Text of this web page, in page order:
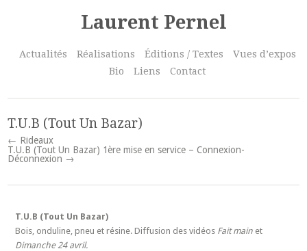
Laurent Pernel
Actualités Réalisations Éditions / Textes
Vues d’expos
Bio
Liens Contact
T.U.B (Tout Un Bazar)
← Rideaux
T.U.B (Tout Un Bazar) 1ère mise en service – Connexion-
Déconnexion →
T.U.B (Tout Un Bazar)
Bois, onduline, pneu et résine. Diffusion des vidéos Fait mainet
Dimanche 24 avril.